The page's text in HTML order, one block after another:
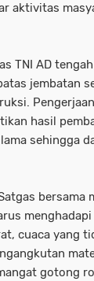
aktivitas
TNI AD
jembatan
hasil
sehingga
bersama
cuaca yang
gotong